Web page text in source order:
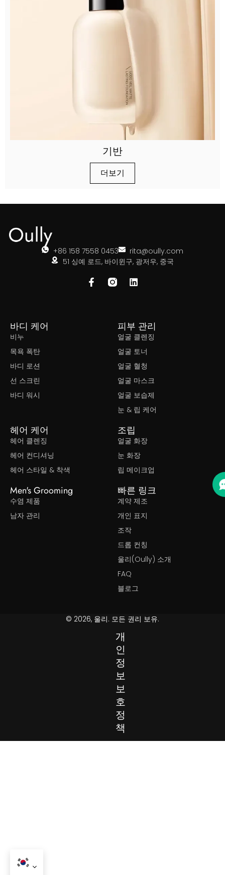
기반
더보기
+86 158 7558 0453
rita@oully.com
51 싱예 로드, 바이윈구, 광저우, 중국
바디 케어
비누
목욕 폭탄
바디 로션
선 스크린
바디 워시
피부 관리
얼굴 클렌징
얼굴 토너
얼굴 혈청
얼굴 마스크
얼굴 보습제
눈 & 립 케어
헤어 케어
헤어 클렌징
헤어 컨디셔닝
헤어 스타일 & 착색
조립
얼굴 화장
눈 화장
립 메이크업
Men's Grooming
수염 제품
남자 관리
빠른 링크
계약 제조
개인 표지
조작
드롭 컨칭
울리(Oully) 소개
FAQ
블로그
© 2026, 울리. 모든 권리 보유.
개
인
정
보
보
호
정
책